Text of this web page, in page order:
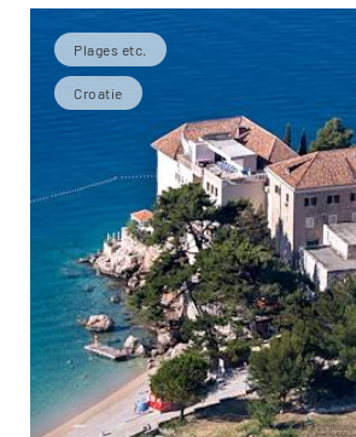
Plages etc.
Croatie